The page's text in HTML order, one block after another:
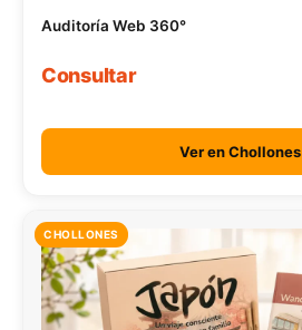
Auditoría Web 360°
Consultar
Ver en Chollones
CHOLLONES